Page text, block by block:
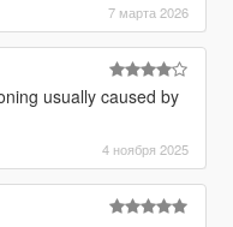
7 марта 2026
usually caused by
4 ноября 2025